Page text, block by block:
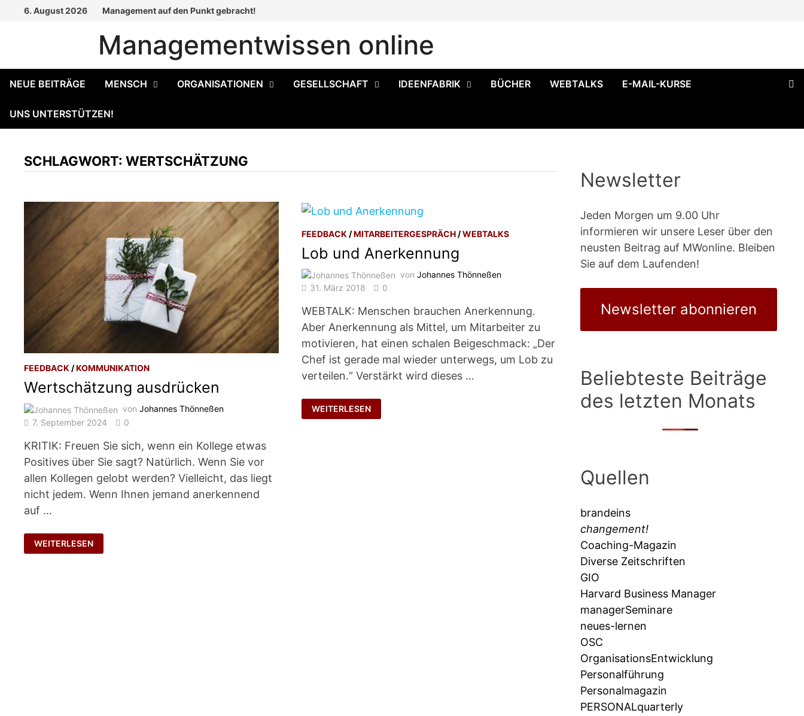
6. August 2026 Management auf den Punkt gebracht!
Managementwissen online
NEUE BEITRÄGE MENSCH ORGANISATIONEN GESELLSCHAFT IDEENFABRIK BÜCHER WEBTALKS E-MAIL-KURSE
UNS UNTERSTÜTZEN!
SCHLAGWORT:WERTSCHÄTZUNG
FEEDBACK/KOMMUNIKATION
Wertschätzung ausdrücken
vonJohannes Thönneßen
7. September 2024
0
KRITIK: Freuen Sie sich, wenn ein Kollege etwas
Positives über Sie sagt? Natürlich. Wenn Sie vor
allen Kollegen gelobt werden? Vielleicht, das liegt
nicht jedem. Wenn Ihnen jemand anerkennend
auf …
WERTSCHÄTZUNG
AUSDRÜCKEN
WEITERLESEN
FEEDBACK /MITARBEITERGESPRÄCH /WEBTALKS
Lob und Anerkennung
vonJohannes Thönneßen
31. März 2018
0
WEBTALK: Menschen brauchen Anerkennung.
Aber Anerkennung als Mittel, um Mitarbeiter zu
motivieren, hat einen schalen Beigeschmack: „Der
Chef ist gerade mal wieder unterwegs, um Lob zu
verteilen.“ Verstärkt wird dieses …
LOB
UND
ANERKENNUNG
WEITERLESEN
Newsletter
Jeden Morgen um 9.00 Uhr
informieren wir unsere Leser über den
neusten Beitrag auf MWonline. Bleiben
Sie auf dem Laufenden!
Newsletter abonnieren
Beliebteste Beiträge
des letzten Monats
Quellen
brandeins
changement!
Coaching-Magazin
Diverse Zeitschriften
GIO
Harvard Business Manager
managerSeminare
neues-lernen
OSC
OrganisationsEntwicklung
Personalführung
Personalmagazin
PERSONALquarterly